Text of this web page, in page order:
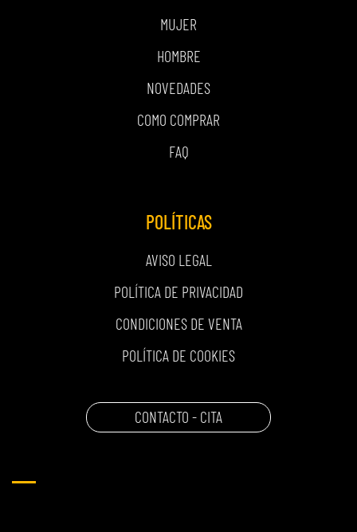
MUJER
HOMBRE
NOVEDADES
COMO COMPRAR
FAQ
POLÍTICAS
AVISO LEGAL
POLÍTICA DE PRIVACIDAD
CONDICIONES DE VENTA
POLÍTICA DE COOKIES
CONTACTO - CITA